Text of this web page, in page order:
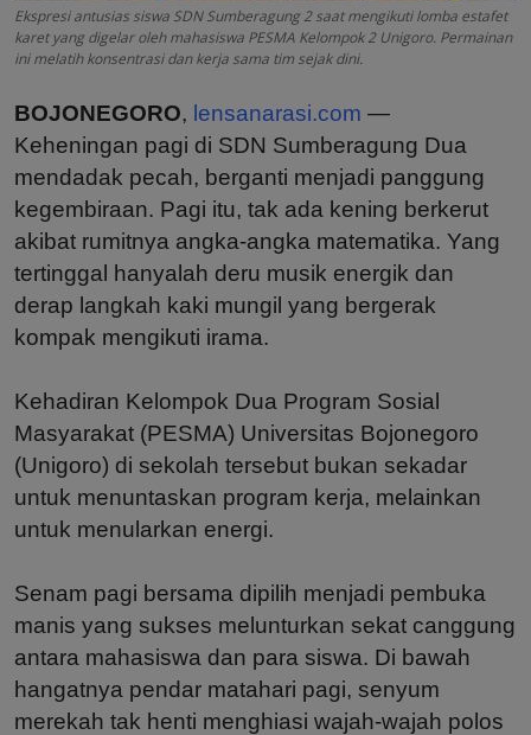
Ekspresi antusias siswa SDN Sumberagung 2 saat mengikuti lomba estafet
karet yang digelar oleh mahasiswa PESMA Kelompok 2 Unigoro. Permainan
ini melatih konsentrasi dan kerja sama tim sejak dini.
BOJONEGORO, lensanarasi.com —
Keheningan pagi di SDN Sumberagung Dua
mendadak pecah, berganti menjadi panggung
kegembiraan. Pagi itu, tak ada kening berkerut
akibat rumitnya angka-angka matematika. Yang
tertinggal hanyalah deru musik energik dan
derap langkah kaki mungil yang bergerak
kompak mengikuti irama.
Kehadiran Kelompok Dua Program Sosial
Masyarakat (PESMA) Universitas Bojonegoro
(Unigoro) di sekolah tersebut bukan sekadar
untuk menuntaskan program kerja, melainkan
untuk menularkan energi.
Senam pagi bersama dipilih menjadi pembuka
manis yang sukses melunturkan sekat canggung
antara mahasiswa dan para siswa. Di bawah
hangatnya pendar matahari pagi, senyum
merekah tak henti menghiasi wajah-wajah polos